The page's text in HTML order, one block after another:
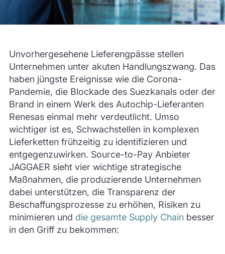
Unvorhergesehene Lieferengpässe stellen
Unternehmen unter akuten Handlungszwang. Das
haben jüngste Ereignisse wie die Corona-
Pandemie, die Blockade des Suezkanals oder der
Brand in einem Werk des Autochip-Lieferanten
Renesas einmal mehr verdeutlicht. Umso
wichtiger ist es, Schwachstellen in komplexen
Lieferketten frühzeitig zu identifizieren und
entgegenzuwirken. Source-to-Pay Anbieter
JAGGAER sieht vier wichtige strategische
Maßnahmen, die produzierende Unternehmen
dabei unterstützen, die Transparenz der
Beschaffungsprozesse zu erhöhen, Risiken zu
minimieren und die gesamte Supply Chainbesser
in den Griff zu bekommen: